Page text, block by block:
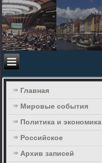
Главная
Мировые события
Политика и экономика
Российское
Архив записей